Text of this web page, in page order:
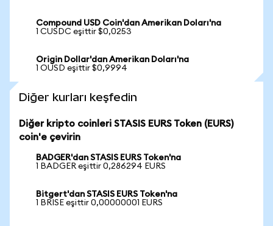
Compound USD Coin'dan Amerikan Doları'na
1 CUSDC eşittir $0,0253
Origin Dollar'dan Amerikan Doları'na
1 OUSD eşittir $0,9994
Diğer kurları keşfedin
Diğer kripto coinleri STASIS EURS Token (EURS)
coin'e çevirin
BADGER'dan STASIS EURS Token'na
1 BADGER eşittir 0,286294 EURS
Bitgert'dan STASIS EURS Token'na
1 BRISE eşittir 0,00000001 EURS